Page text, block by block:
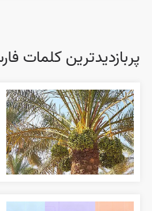
پربازدیدترین کلمات